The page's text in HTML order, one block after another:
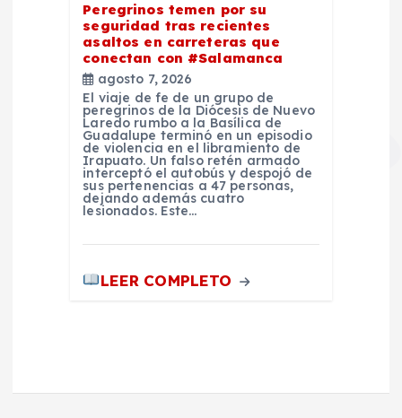
Peregrinos temen por su
seguridad tras recientes
asaltos en carreteras que
conectan con #Salamanca
agosto 7, 2026
El viaje de fe de un grupo de
peregrinos de la Diócesis de Nuevo
Laredo rumbo a la Basílica de
Guadalupe terminó en un episodio
de violencia en el libramiento de
Irapuato. Un falso retén armado
interceptó el autobús y despojó de
sus pertenencias a 47 personas,
dejando además cuatro
lesionados. Este…
LEER COMPLETO